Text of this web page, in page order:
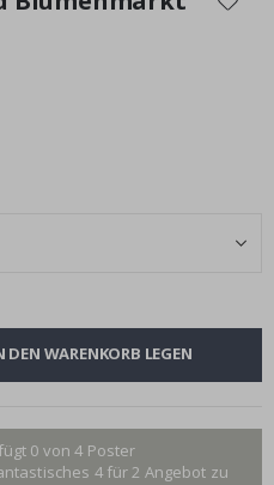
DEN WARENKORB LEGEN
0 von 4 Poster
4 für 2 Angebot zu